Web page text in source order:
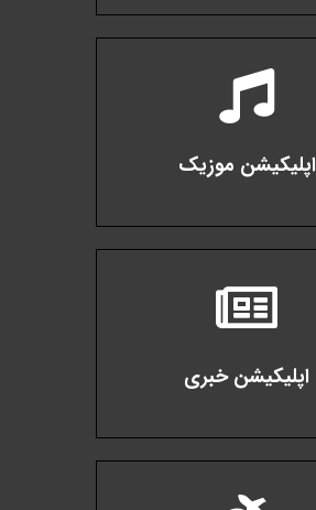
اپلیکیشن موزیک
اپلیکیشن خبری